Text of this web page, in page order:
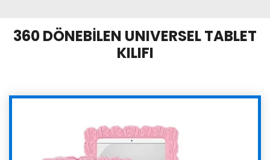
360 DÖNEBİLEN UNIVERSEL TABLET
KILIFI